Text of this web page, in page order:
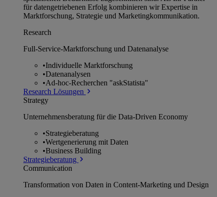
für datengetriebenen Erfolg kombinieren wir Expertise in
Marktforschung, Strategie und Marketingkommunikation.
Research
Full-Service-Marktforschung und Datenanalyse
•Individuelle Marktforschung
•Datenanalysen
•Ad-hoc-Recherchen "askStatista"
Research Lösungen
Strategy
Unternehmens­beratung für die Data-Driven Economy
•Strategieberatung
•Wertgenerierung mit Daten
•Business Building
Strategieberatung
Communication
Transformation von Daten in Content-Marketing und Design